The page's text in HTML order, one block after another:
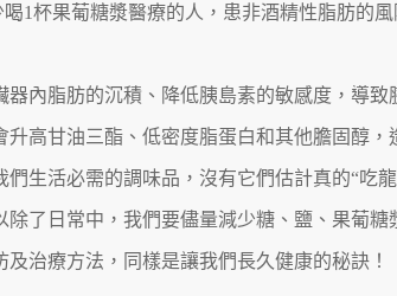
1杯果葡糖漿醫療的人，患非酒精性脂肪的
器內脂肪的沉積、降低胰島素的敏感度，導
升高甘油三酯、低密度脂蛋白和其他膽固醇，
們生活必需的調味品，沒有它們估計真的“吃
了日常中，我們要儘量減少糖、鹽、果葡糖
治療方法，同樣是讓我們長久健康的秘訣！